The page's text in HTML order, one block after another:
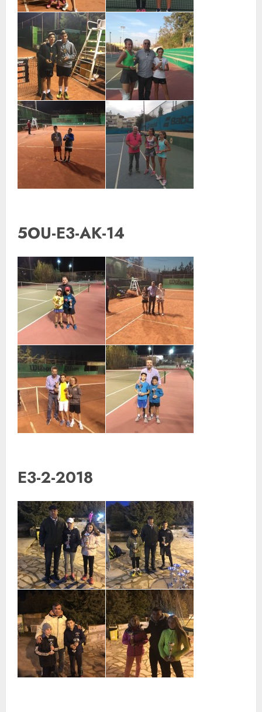
5OU-E3-AK-14
E3-2-2018